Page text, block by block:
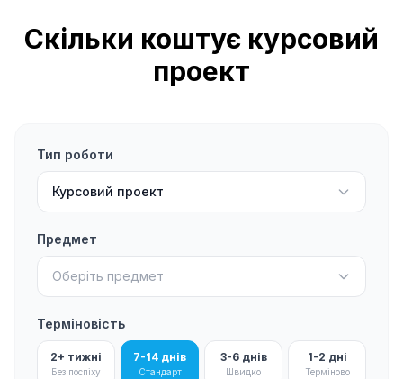
Скільки коштує курсовий
проект
Тип роботи
Курсовий проект
Предмет
Оберіть предмет
Терміновість
2+ тижні
Без поспіху
7-14 днів
Стандарт
3-6 днів
Швидко
1-2 дні
Терміново